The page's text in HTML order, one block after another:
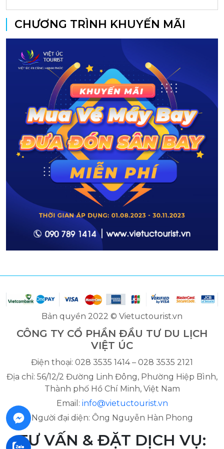
CHƯƠNG TRÌNH KHUYẾN MÃI
Bản quyền 2022 © Vietuctourist.vn
CÔNG TY CỔ PHẦN ĐẦU TƯ DU LỊCH
VIỆT ÚC
Điện thoại: 028 3535 1414 – 028 3535 2121
Địa chỉ: 56/12/2 Đường Linh Đông, Phường Hiệp Bình,
Thành phố Hồ Chí Minh, Việt Nam
Email: info@vietuctourist.vn
Người đại diện: Ông Nguyễn Hàn Phong
TƯ VẤN & ĐẶT DỊCH VỤ: